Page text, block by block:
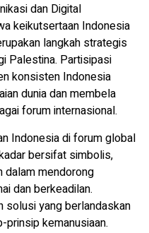
dan Digital
keikutsertaan Indonesia
langkah strategis
Palestina. Partisipasi
konsisten Indonesia
dunia dan membela
forum internasional.
Indonesia di forum global
bersifat simbolis,
dalam mendorong
dan berkeadilan.
solusi yang berlandaskan
prinsip kemanusiaan.